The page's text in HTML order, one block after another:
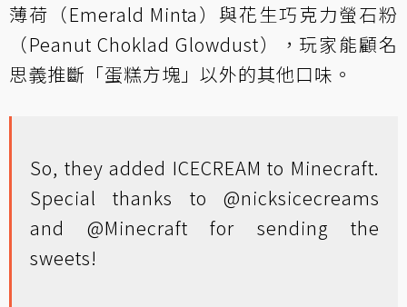
薄荷（Emerald Minta）與花生巧克力螢石粉
（Peanut Choklad Glowdust），玩家能顧名
思義推斷「蛋糕方塊」以外的其他口味。
So, they added ICECREAM to Minecraft.
Special thanks to @nicksicecreams
and @Minecraft for sending the
sweets!